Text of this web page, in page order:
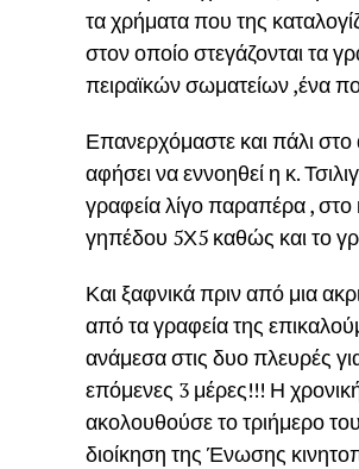
τα χρήματα που της
στον οποίο στεγάζονται τα
πειραϊκών σωματείων ,ένα
Επανερχόμαστε και πάλι
αφήσει να εννοηθεί η κ.
γραφεία λίγο παραπέρα , στο
γηπέδου 5Χ5 καθώς και το
Και ξαφνικά πριν από μια
από τα γραφεία της
ανάμεσα στις δυο πλευρές
επόμενες 3 μέρες!!! Η
ακολουθούσε το τριήμερο
διοίκηση της Ένωσης